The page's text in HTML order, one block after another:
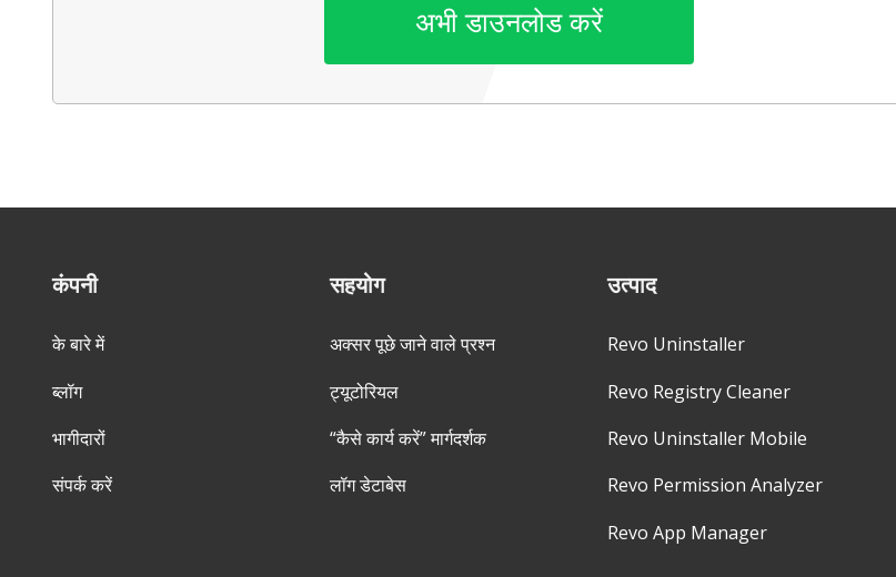
अभी डाउनलोड करें
कंपनी
के बारे में
ब्लॉग
भागीदारों
संपर्क करें
सहयोग
अक्सर पूछे जाने वाले प्रश्न
ट्यूटोरियल
“कैसे कार्य करें” मार्गदर्शक
लॉग डेटाबेस
उत्पाद
Revo Uninstaller
Revo Registry Cleaner
Revo Uninstaller Mobile
Revo Permission Analyzer
Revo App Manager